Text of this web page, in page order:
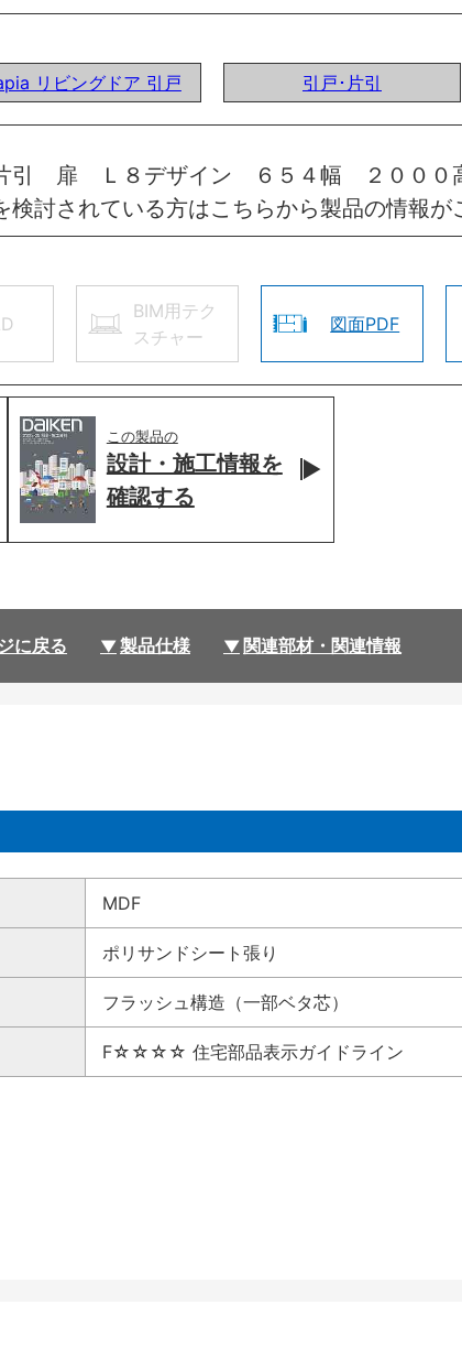
リビングドア 引戸 引戸･片引
引 扉 Ｌ８デザイン ６５４幅 ２００
討されている方はこちらから製品の情報が
BIM用テク
スチャー
図面PDF
この製品の
設計・施工情報を
確認する
に戻る 製品仕様 関連部材・関連情報
MDF
ポリサンドシート張り
フラッシュ構造（一部ベタ芯）
F☆☆☆☆ 住宅部品表示ガイドライン